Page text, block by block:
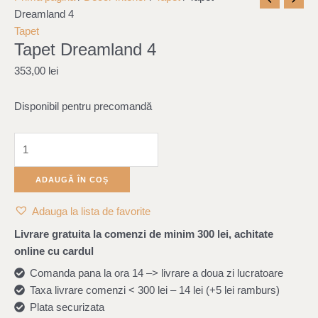
Dreamland 4
Tapet
Tapet Dreamland 4
353,00 lei
Disponibil pentru precomandă
Tapet
Dreamland
4
ADAUGĂ ÎN COȘ
Adauga la lista de favorite
Livrare gratuita la comenzi de minim 300 lei, achitate
online cu cardul
Comanda pana la ora 14 –> livrare a doua zi lucratoare
Taxa livrare comenzi < 300 lei – 14 lei (+5 lei ramburs)
Plata securizata